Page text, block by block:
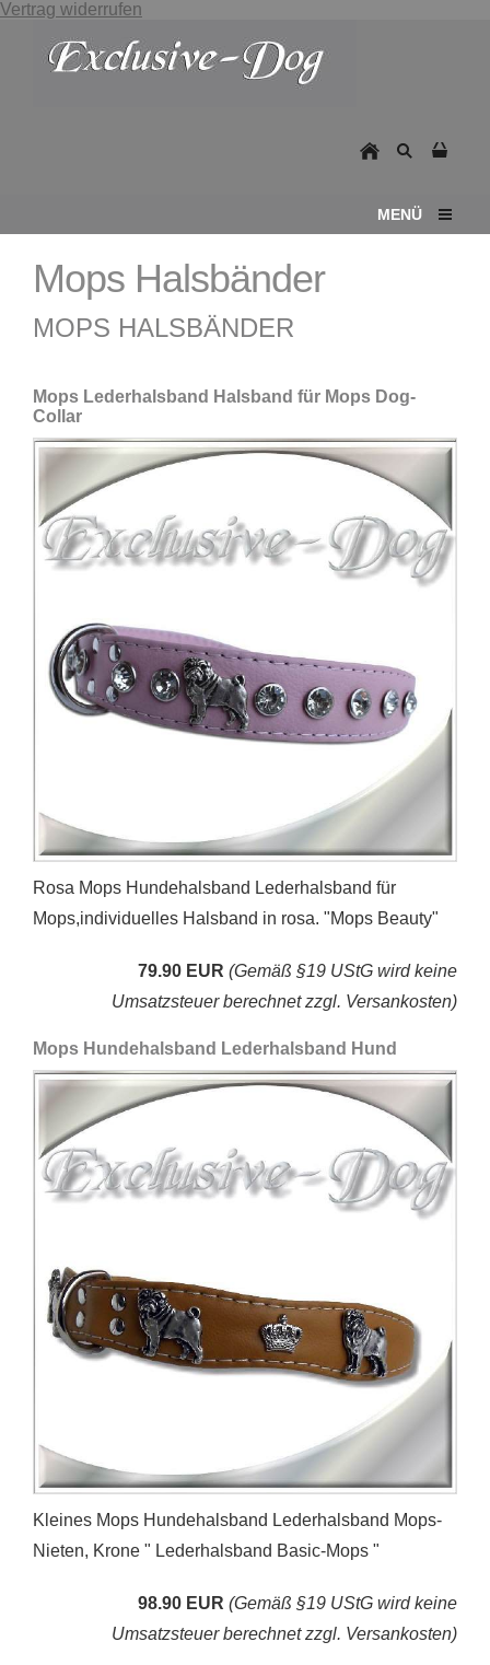
Vertrag widerrufen
MENÜ
Mops Halsbänder
MOPS HALSBÄNDER
Mops Lederhalsband Halsband für Mops Dog-
Collar
Rosa Mops Hundehalsband Lederhalsband für
Mops,individuelles Halsband in rosa. "Mops Beauty"
79.90 EUR (Gemäß §19 UStG wird keine
Umsatzsteuer berechnet zzgl. Versankosten)
Mops Hundehalsband Lederhalsband Hund
Kleines Mops Hundehalsband Lederhalsband Mops-
Nieten, Krone " Lederhalsband Basic-Mops "
98.90 EUR (Gemäß §19 UStG wird keine
Umsatzsteuer berechnet zzgl. Versankosten)